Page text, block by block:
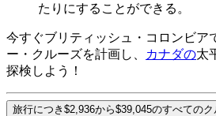
たりにすることができる。
今すぐブリティッシュ・コロンビア
ー・クルーズを計画し、
カナダの太
探検しよう！
旅行につき$2,936から$39,045のすべての